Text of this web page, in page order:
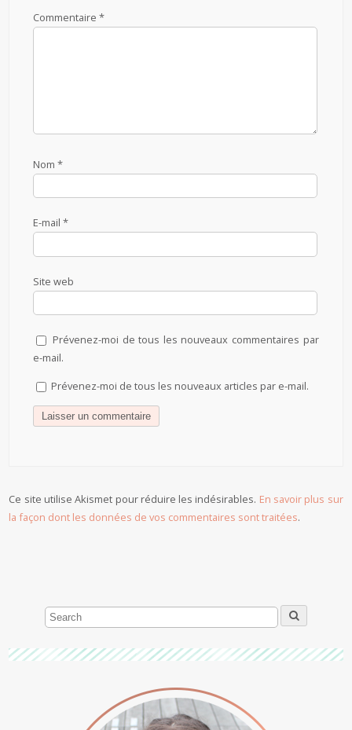
Commentaire*
Nom*
E-mail*
Site web
Prévenez-moi de tous les nouveaux commentaires par
e-mail.
Prévenez-moi de tous les nouveaux articles par e-mail.
Ce site utilise Akismet pour réduire les indésirables. En savoir plus sur
la façon dont les données de vos commentaires sont traitées.